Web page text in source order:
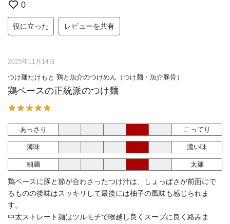
0
役に立った レビューを共有
2025年11月14日
つけ麺たけもと 鶏と魚介のつけめん（つけ麺・魚介豚骨）
鶏ベースの正統派のつけ麺
あっさり こってり
薄味 濃い味
細麺 太麺
鶏ベースに豚と節が合わさったつけ汁は、しょっぱさが前面にで
るものの後味はスッキリして最後には柚子の風味も感じられま
す。
中太ストレート麺はツルモチで喉越し良くスープに良く絡みま